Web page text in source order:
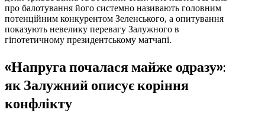
про балотування його системно називають головним
потенційним конкурентом Зеленського, а опитування
показують невелику перевагу Залужного в
гіпотетичному президентському матчапі.
«Напруга почалася майже одразу»:
як Залужний описує коріння
конфлікту